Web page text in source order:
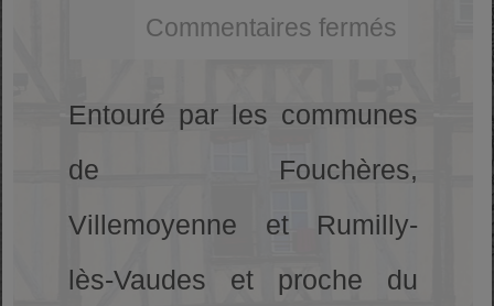
Commentaires fermés
Entouré par les communes
de Fouchères,
Villemoyenne et Rumilly-
lès-Vaudes et proche du